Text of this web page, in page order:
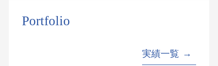
Portfolio
実績一覧